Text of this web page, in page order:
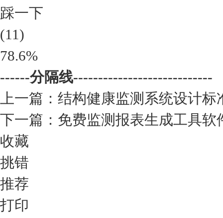
踩一下
(11)
78.6%
------分隔线----------------------------
上一篇： 结构健康监测系统设计标
下一篇： 免费监测报表生成工具
收藏
挑错
推荐
打印